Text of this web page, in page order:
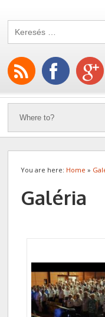
You are here: Home »
Galéria